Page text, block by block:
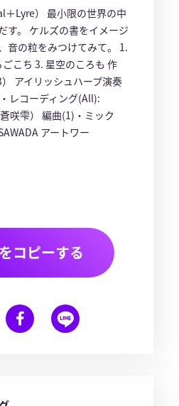
Lyre） 最小限の世界の中
す。 ケルズの書をイメージ
音の粒をみつけてみて。 1.
こち 3. 星空のころも 作
アイリッシュハープ演奏
レコーディング(All):
雫） 編曲(1)・ミック
アートワー
コピーする